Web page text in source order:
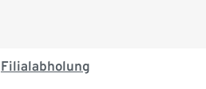
Filialabholung